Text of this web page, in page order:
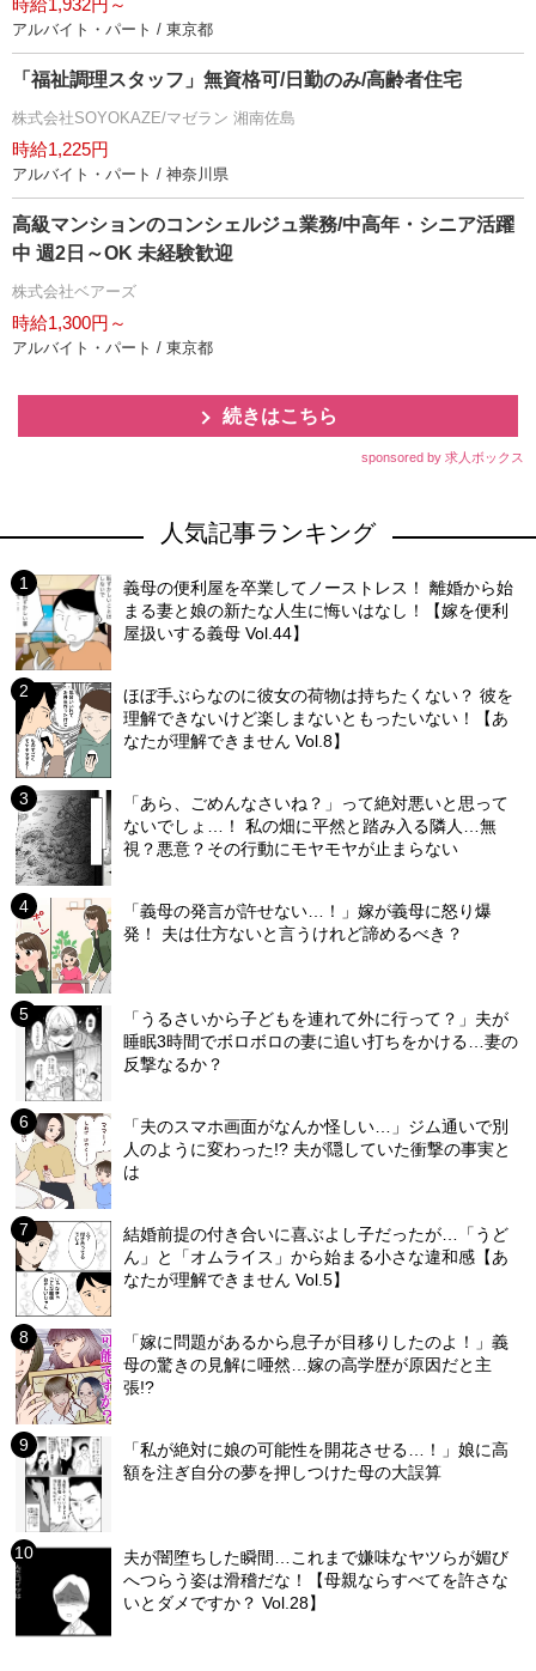
時給1,932円～
アルバイト・パート / 東京都
「福祉調理スタッフ」無資格可/日勤のみ/高齢者住宅
株式会社SOYOKAZE/マゼラン 湘南佐島
時給1,225円
アルバイト・パート / 神奈川県
高級マンションのコンシェルジュ業務/中高年・シニア活躍
中 週2日～OK 未経験歓迎
株式会社ベアーズ
時給1,300円～
アルバイト・パート / 東京都
続きはこちら
sponsored by 求人ボックス
人気記事ランキング
義母の便利屋を卒業してノーストレス！ 離婚から始
まる妻と娘の新たな人生に悔いはなし！【嫁を便利
屋扱いする義母 Vol.44】
ほぼ手ぶらなのに彼女の荷物は持ちたくない？ 彼を
理解できないけど楽しまないともったいない！【あ
なたが理解できません Vol.8】
「あら、ごめんなさいね？」って絶対悪いと思って
ないでしょ…！ 私の畑に平然と踏み入る隣人…無
視？悪意？その行動にモヤモヤが止まらない
「義母の発言が許せない…！」嫁が義母に怒り爆
発！ 夫は仕方ないと言うけれど諦めるべき？
「うるさいから子どもを連れて外に行って？」夫が
睡眠3時間でボロボロの妻に追い打ちをかける…妻の
反撃なるか？
「夫のスマホ画面がなんか怪しい…」ジム通いで別
人のように変わった!? 夫が隠していた衝撃の事実と
は
結婚前提の付き合いに喜ぶよし子だったが…「うど
ん」と「オムライス」から始まる小さな違和感【あ
なたが理解できません Vol.5】
「嫁に問題があるから息子が目移りしたのよ！」義
母の驚きの見解に唖然…嫁の高学歴が原因だと主
張!?
「私が絶対に娘の可能性を開花させる…！」娘に高
額を注ぎ自分の夢を押しつけた母の大誤算
夫が闇堕ちした瞬間…これまで嫌味なヤツらが媚び
へつらう姿は滑稽だな！【母親ならすべてを許さな
いとダメですか？ Vol.28】